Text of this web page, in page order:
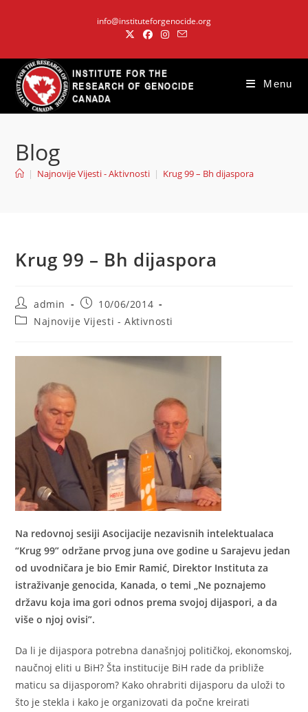
info@instituteforgenocide.org
Menu
Blog
| Najnovije Vijesti - Aktivnosti | Krug 99 – Bh dijaspora
Krug 99 – Bh dijaspora
Post
author:
admin
Post
published:
10/06/2014
PostNajnovije Vijesti - Aktivnosti
Na redovnoj sesiji Asocijacije nezavisnih intelektualaca
“Krug 99” održane prvog juna ove godine u Sarajevu jedan
od uvodničara je bio Emir Ramić, Direktor Instituta za
istraživanje genocida, Kanada, o temi „Ne poznajemo
državu koja ima gori odnos prema svojoj dijaspori, a da
više o njoj ovisi”.
Da li je dijaspora potrebna današnjoj političkoj, ekonomskoj,
naučnoj eliti u BiH? Šta institucije BiH rade da približe
maticu sa dijasporom? Kako ohrabriti dijasporu da uloži to
što je stekla i kako je organizovati da počne kreirati